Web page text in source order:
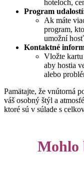
hoteloch,
Program
Ak máte
program,
umožní
Kontaktné
Vložte
aby hostia
alebo
Pamätajte, že vnútorná
váš osobný štýl a
ktoré sú v súlade s
Mohlo